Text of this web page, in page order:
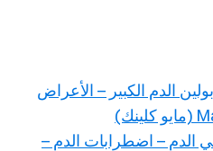
الدم الكبير – الأعراض
الدم – اضطرابات الدم –